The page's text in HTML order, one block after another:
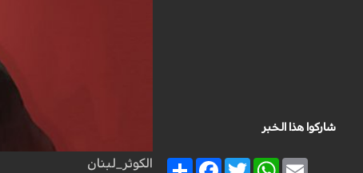
شاركوا هذا الخبر
Share
FacebookTwitter
WhatsAppEmail الكوثر_لبنان